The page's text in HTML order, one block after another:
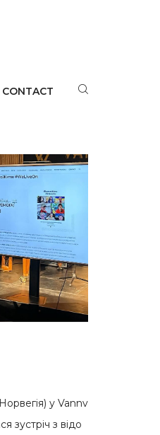
CONTACT
у Vannv
зустріч з відо